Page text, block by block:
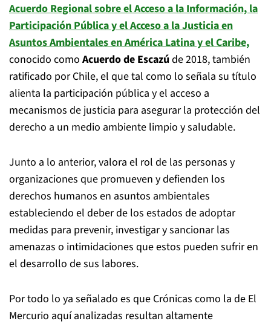
Acuerdo Regional sobre el Acceso a la Información, la
Participación Pública y el Acceso a la Justicia en
Asuntos Ambientales en América Latina y el Caribe,
conocido como Acuerdo de Escazú de 2018, también
ratificado por Chile, el que tal como lo señala su título
alienta la participación pública y el acceso a
mecanismos de justicia para asegurar la protección del
derecho a un medio ambiente limpio y saludable.
Junto a lo anterior, valora el rol de las personas y
organizaciones que promueven y defienden los
derechos humanos en asuntos ambientales
estableciendo el deber de los estados de adoptar
medidas para prevenir, investigar y sancionar las
amenazas o intimidaciones que estos pueden sufrir en
el desarrollo de sus labores.
Por todo lo ya señalado es que Crónicas como la de El
Mercurio aquí analizadas resultan altamente